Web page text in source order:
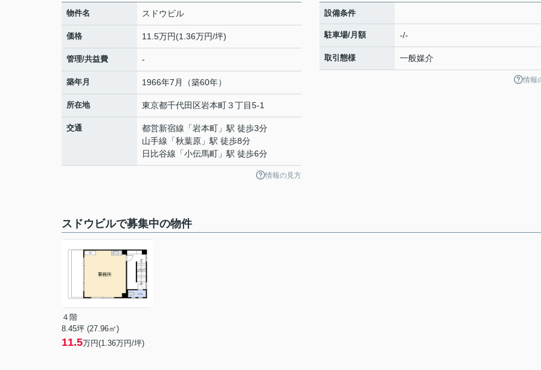
物件名 スドウビル
価格 11.5万円(1.36万円/坪)
管理/共益費 -
築年月 1966年7月（築60年）
所在地 東京都千代田区岩本町３丁目5-1
交通 都営新宿線 「岩本町 」駅 徒歩3分
山手線 「秋葉原 」駅 徒歩8分
日比谷線 「小伝馬町 」駅 徒歩6分
情報の見方
設備条件
駐車場/月額 -/-
取引態様 一般媒介
情報
スドウビルで募集中の物件
４階
8.45坪 (27.96㎡)
11.5万円(1.36万円/坪)